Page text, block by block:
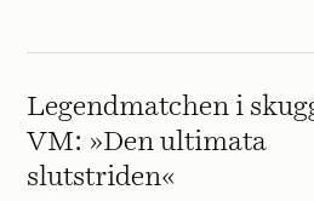
Legendmatchen i
VM: »Den ultimata
slutstriden«